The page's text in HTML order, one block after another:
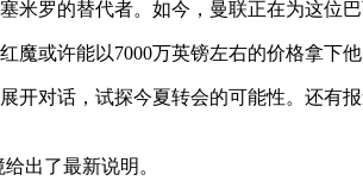
米罗的替代者。如今，曼联正在为这位
魔或许能以7000万英镑左右的价格拿下他
开对话，试探今夏转会的可能性。还有
出了最新说明。